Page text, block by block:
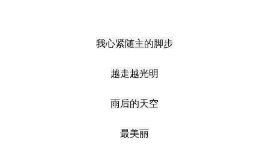
我心紧随主的脚步
越走越光明
雨后的天空
最美丽